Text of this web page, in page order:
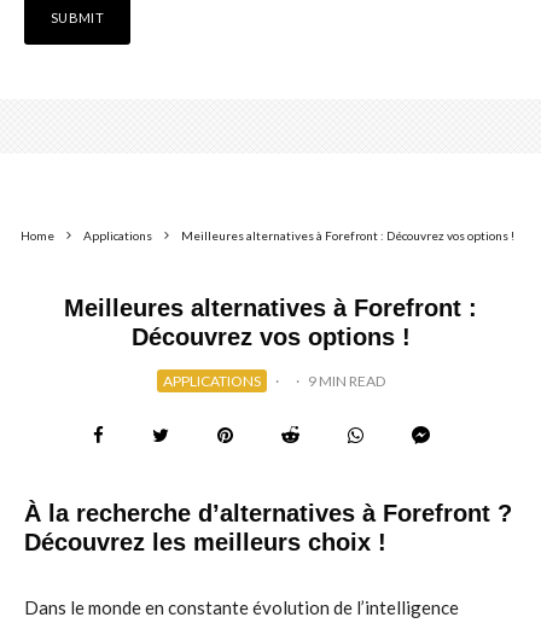
Home Applications Meilleures alternatives à Forefront : Découvrez vos options !
Meilleures alternatives à Forefront :
Découvrez vos options !
APPLICATIONS · · 9 MIN READ
À la recherche d’alternatives à Forefront ?
Découvrez les meilleurs choix !
Dans le monde en constante évolution de l’intelligence